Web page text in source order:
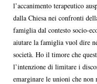
l’accanimento terapeutico
dalla Chiesa nei confronti
famiglia dal contesto socio-
aiutare la famiglia vuol dire
società. Ho il timore che
l’intenzione di limitare i
emarginare le unioni che